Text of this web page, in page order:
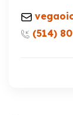
(514)